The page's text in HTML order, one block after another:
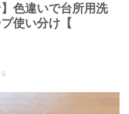
色違いで台所用洗
使い分け【